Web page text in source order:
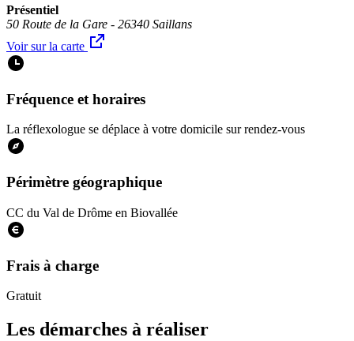
Présentiel
50 Route de la Gare - 26340 Saillans
Voir sur la carte
Fréquence et horaires
La réflexologue se déplace à votre domicile sur rendez-vous
Périmètre géographique
CC du Val de Drôme en Biovallée
Frais à charge
Gratuit
Les démarches à réaliser